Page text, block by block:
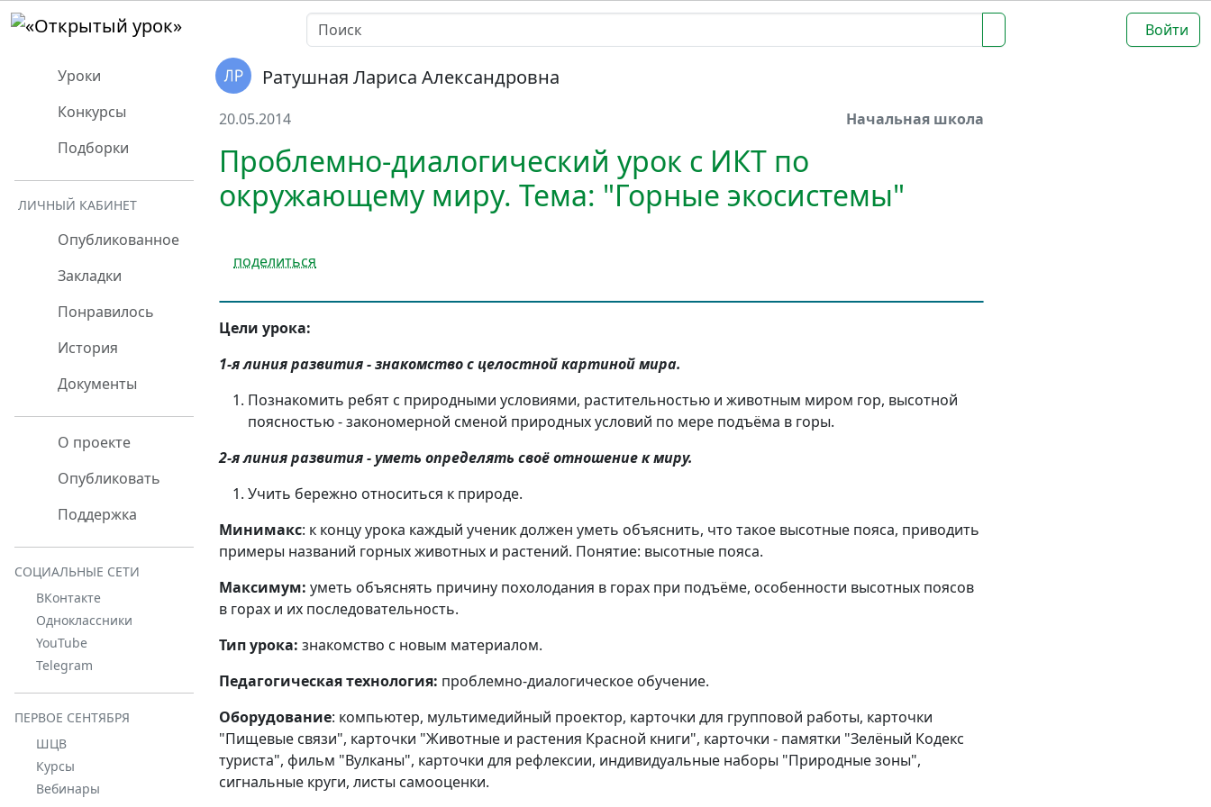
Войти
Уроки
Конкурсы
Подборки
ЛИЧНЫЙ КАБИНЕТ
Опубликованное
Закладки
Понравилось
История
Документы
О проекте
Опубликовать
Поддержка
СОЦИАЛЬНЫЕ СЕТИ
ВКонтакте
Одноклассники
YouTube
Telegram
ПЕРВОЕ СЕНТЯБРЯ
ШЦВ
Курсы
Вебинары
Ратушная Лариса Александровна
20.05.2014 Начальная школа
Проблемно-диалогический урок с ИКТ по
окружающему миру. Тема: "Горные экосистемы"
поделиться
Цели урока:
1-я линия развития - знакомство с целостной картиной мира.
Познакомить ребят с природными условиями, растительностью и животным миром гор, высотной
поясностью - закономерной сменой природных условий по мере подъёма в горы.
2-я линия развития - уметь определять своё отношение к миру.
Учить бережно относиться к природе.
Минимакс: к концу урока каждый ученик должен уметь объяснить, что такое высотные пояса, приводить
примеры названий горных животных и растений. Понятие: высотные пояса.
Максимум: уметь объяснять причину похолодания в горах при подъёме, особенности высотных поясов
в горах и их последовательность.
Тип урока: знакомство с новым материалом.
Педагогическая технология: проблемно-диалогическое обучение.
Оборудование: компьютер, мультимедийный проектор, карточки для групповой работы, карточки
"Пищевые связи", карточки "Животные и растения Красной книги", карточки - памятки "Зелёный Кодекс
туриста", фильм "Вулканы", карточки для рефлексии, индивидуальные наборы "Природные зоны",
сигнальные круги, листы самооценки.